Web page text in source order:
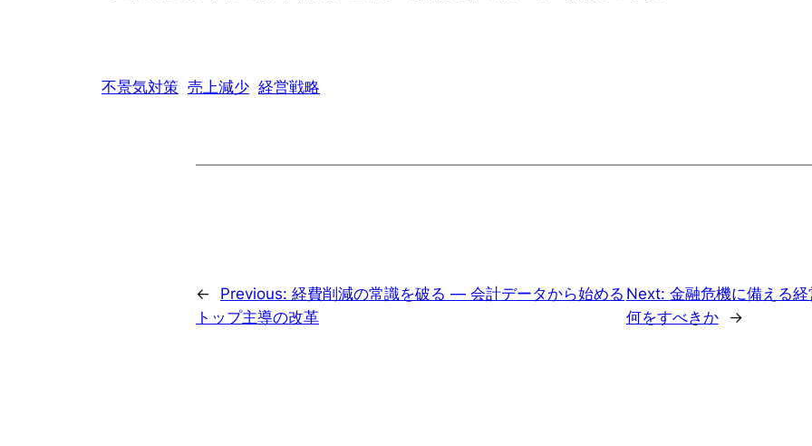
不景気対策 売上減少 経営戦略
← Previous: 経費削減の常識を破る ― 会計データから始める
トップ主導の改革
Next: 金融危機に備える
何をすべきか
→